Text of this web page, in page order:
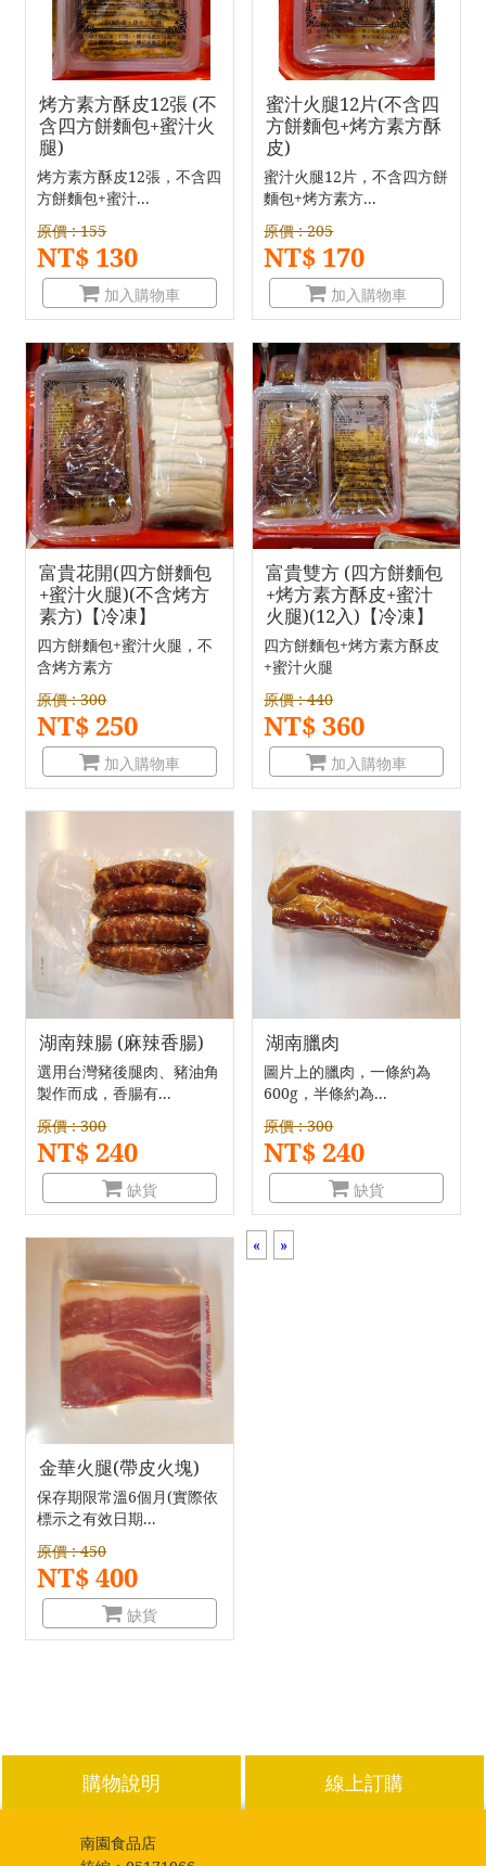
烤方素方酥皮12張 (不
含四方餅麵包+蜜汁火
腿)
烤方素方酥皮12張，不含四
方餅麵包+蜜汁...
原價 : 155
NT$ 130
加入購物車
蜜汁火腿12片(不含四
方餅麵包+烤方素方酥
皮)
蜜汁火腿12片，不含四方餅
麵包+烤方素方...
原價 : 205
NT$ 170
加入購物車
富貴花開(四方餅麵包
+蜜汁火腿)(不含烤方
素方)【冷凍】
四方餅麵包+蜜汁火腿，不
含烤方素方
原價 : 300
NT$ 250
加入購物車
富貴雙方 (四方餅麵包
+烤方素方酥皮+蜜汁
火腿)(12入)【冷凍】
四方餅麵包+烤方素方酥皮
+蜜汁火腿
原價 : 440
NT$ 360
加入購物車
湖南辣腸 (麻辣香腸)
選用台灣豬後腿肉、豬油角
製作而成，香腸有...
原價 : 300
NT$ 240
缺貨
湖南臘肉
圖片上的臘肉，一條約為
600g，半條約為...
原價 : 300
NT$ 240
缺貨
金華火腿(帶皮火塊)
保存期限常溫6個月(實際依
標示之有效日期...
原價 : 450
NT$ 400
缺貨
« »
購物說明 線上訂購
南園食品店